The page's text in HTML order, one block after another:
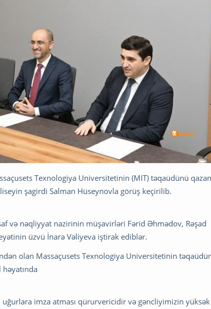
Texnologiya Universitetinin (MIT) təqaüdünü
şagirdi Salman Hüseynovla görüş keçirilib.
və nəqliyyat nazirinin müşavirləri Fərid Əhmədov, Rəşad
üzvü İnarə Vəliyeva iştirak ediblər.
olan Massaçusets Texnologiya Universitetinin
imza atması qürurvericidir və gəncliyimizin yüksək